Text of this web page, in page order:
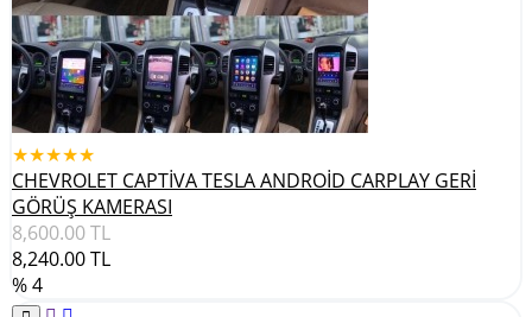
★★★★★
CHEVROLET CAPTİVA TESLA ANDROİD CARPLAY GERİ
GÖRÜŞ KAMERASI
8,600.00TL
8,240.00TL
% 4